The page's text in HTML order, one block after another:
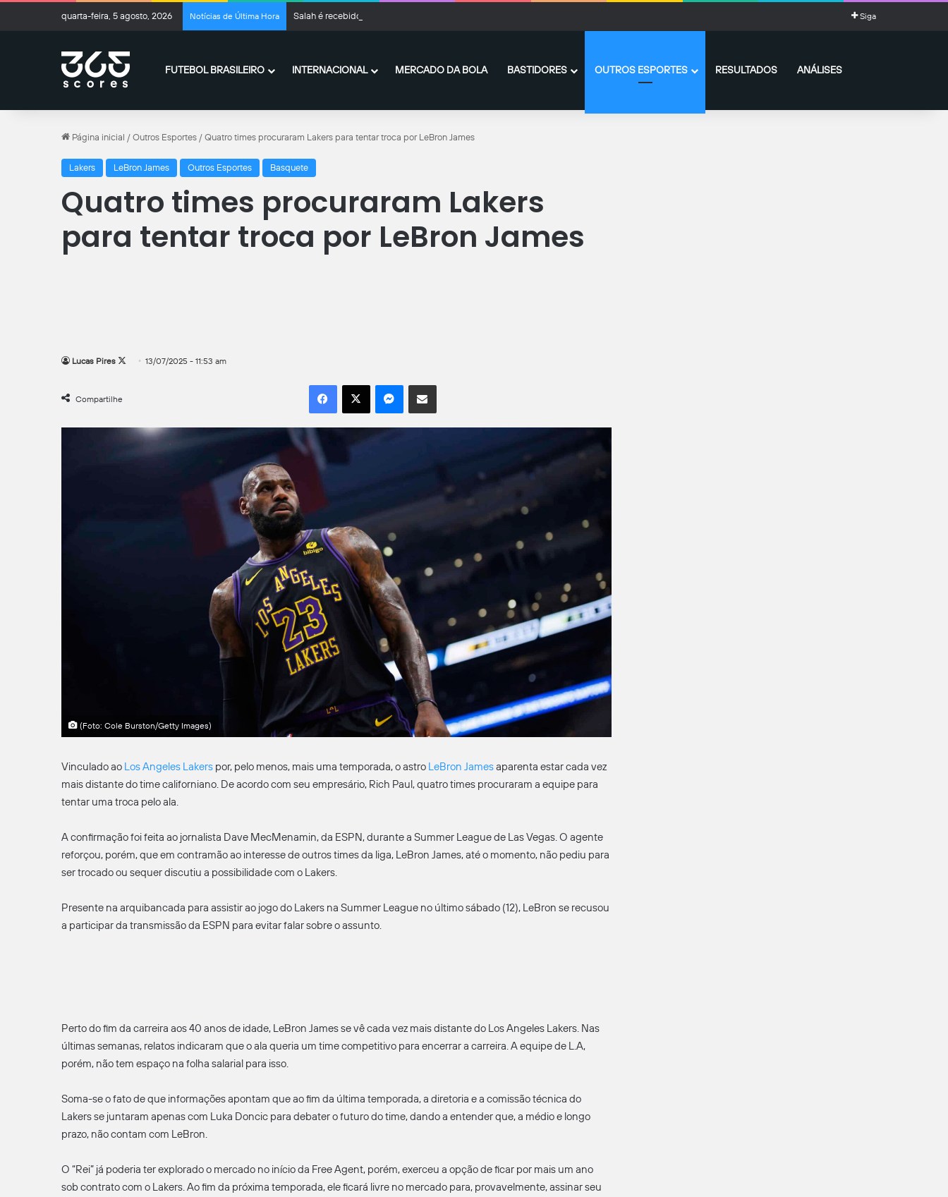
quarta-feira, 5 agosto, 2026 Notícias de Última Hora Salah é recebido com festa impressionante para assinar com o Trabzonspor: “Nunca vi algo assim” Siga
FUTEBOL BRASILEIRO INTERNACIONAL MERCADO DA BOLA BASTIDORES OUTROS ESPORTES RESULTADOS ANÁLISES
Página inicial / Outros Esportes / Quatro times procuraram Lakers para tentar troca por LeBron James
Lakers LeBron James Outros Esportes Basquete
Quatro times procuraram Lakers
para tentar troca por LeBron James
Lucas Pires
Follow13/07/2025 - 11:53 am
Compartilhe
Facebook
X MessengerCompartilhar por e-mail
(Foto: Cole Burston/Getty Images)
Vinculado ao Los Angeles Lakers por, pelo menos, mais uma temporada, o astro LeBron Jamesaparenta estar cada vez
mais distante do time californiano. De acordo com seu empresário, Rich Paul, quatro times procuraram a equipe para
tentar uma troca pelo ala.
A confirmação foi feita ao jornalista Dave MecMenamin, da ESPN, durante a Summer League de Las Vegas. O agente
reforçou, porém, que em contramão ao interesse de outros times da liga, LeBron James, até o momento, não pediu para
ser trocado ou sequer discutiu a possibilidade com o Lakers.
Presente na arquibancada para assistir ao jogo do Lakers na Summer League no último sábado (12), LeBron se recusou
a participar da transmissão da ESPN para evitar falar sobre o assunto.
Perto do fim da carreira aos 40 anos de idade, LeBron James se vê cada vez mais distante do Los Angeles Lakers. Nas
últimas semanas, relatos indicaram que o ala queria um time competitivo para encerrar a carreira. A equipe de L.A,
porém, não tem espaço na folha salarial para isso.
Soma-se o fato de que informações apontam que ao fim da última temporada, a diretoria e a comissão técnica do
Lakers se juntaram apenas com Luka Doncic para debater o futuro do time, dando a entender que, a médio e longo
prazo, não contam com LeBron.
O “Rei” já poderia ter explorado o mercado no início da Free Agent, porém, exerceu a opção de ficar por mais um ano
sob contrato com o Lakers. Ao fim da próxima temporada, ele ficará livre no mercado para, provavelmente, assinar seu